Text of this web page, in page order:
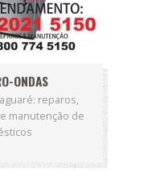
ONDAS
reparos,
manutenção de